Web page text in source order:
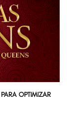
OPTIMIZAR